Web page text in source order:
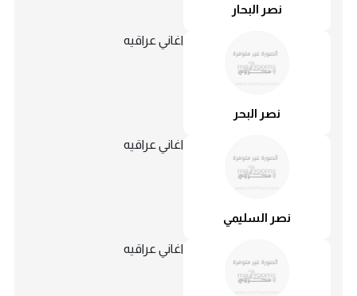
نصر البحار
نصر البحر
اغاني عراقيه
نصر السليمي
اغاني عراقيه
اغاني عراقيه